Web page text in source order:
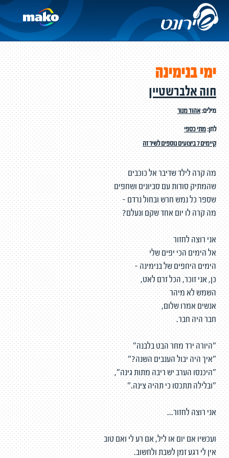
ימי בנימינה
חוה אלברשטיין
מילים:אהוד מנור
לחן:מתי כספי
קיימים 7 ביצועים נוספים לשיר זה
מה קרה לילד שדיבר אל כוכבים
שהמתיק סודות עם סביונים ושחפים
שספר כל נמש חרש ובחול נרדם -
מה קרה לו יום אחד שקם ונעלם?
אני רוצה לחזור
אל הימים הכי יפים שלי
הימים היחפים של בנימינה -
כן, אני זוכר, הכל זרם לאט,
השמש לא מיהר
אנשים אמרו שלום,
חבר היה חבר.
"היורה ירד מחר הבט בלבנה"
"איך היה יבול הענבים השנה?"
"היכנסו הערב יש ריבה מתות גינה",
"ובלילה תתכסו כי תהיה צינה."
אני רוצה לחזור...
ועכשיו אם יום או ליל, אם רע לי ואם טוב
אין לי רגע זמן לשבת ולחשוב.